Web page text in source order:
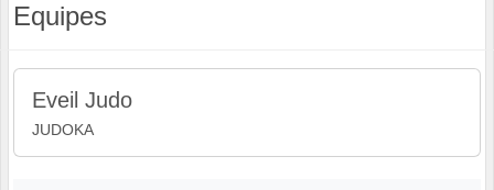
Equipes
Eveil Judo
JUDOKA